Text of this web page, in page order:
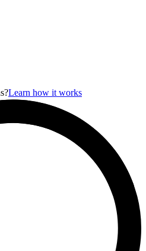
Learn how it works